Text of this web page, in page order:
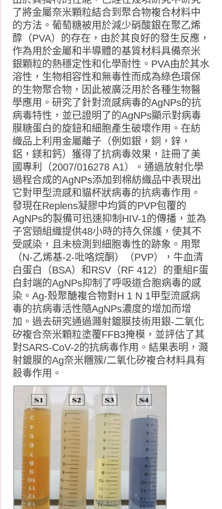
了將金屬奈米顆粒結合到聚合物複合材料中
的方法。葡萄糖被用於減少硝酸銀在聚乙烯
醇（PVA）的存在，由於其良好的發生反應，
作為用於金屬和半導體的基質材料具備奈米
銀顆粒的熱穩定性和化學耐性。PVA由於其水
溶性，生物相容性和無毒性而成為綠色環保
的生物聚合物，因此被廣泛用於各種生物醫
學應用。研究了針對流感病毒的AgNPs的抗
病毒特性，並已證明了的AgNPs顯示對病毒
膜糖蛋白的旋鈕和細胞產生破壞作用。在紡
織品上利用金屬離子（例如銀，銅，鋅，
鋁，鎂和鈣）獲得了抗病毒效果，註冊了美
國專利（2007/016278 A1）。通過放射化學
過程合成的AgNPs添加到棉紡織品中表現出
它對甲型流感和貓杯狀病毒的抗病毒作用。
發現在Replens凝膠中均質的PVP包覆的
AgNPs的製備可迅速抑制HIV-1的傳播，並為
子宮頸組織提供48小時的持久保護，使其不
受感染，且未檢測到細胞毒性的跡象。用聚
（N-乙烯基-2-吡咯烷酮）（PVP），牛血清
白蛋白（BSA）和RSV（RF 412）的重組F蛋
白封端的AgNPs抑制了呼吸道合胞病毒的感
染。Ag-殼聚醣複合物對H 1 N 1甲型流感病
毒的抗病毒活性隨AgNPs濃度的增加而增
加。過去研究通過濺射鍍膜技術用銀-二氧化
矽複合奈米顆粒塗覆FFB3掩模，並評估了其
對SARS-CoV-2的抗病毒作用。結果表明，濺
射鍍膜的Ag奈米糰簇/二氧化矽複合材料具有
殺毒作用。